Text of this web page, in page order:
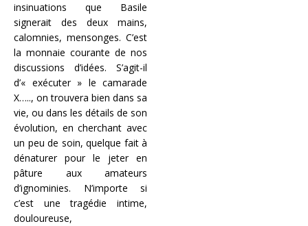
insinuations que Basile
signerait des deux mains,
calomnies, mensonges. C’est
la monnaie courante de nos
discussions d’idées. S’agit-il
d’« exécuter » le camarade
X….., on trouvera bien dans sa
vie, ou dans les détails de son
évolution, en cherchant avec
un peu de soin, quelque fait à
dénaturer pour le jeter en
pâture aux amateurs
d’ignominies. N’importe si
c’est une tragédie intime,
douloureuse,